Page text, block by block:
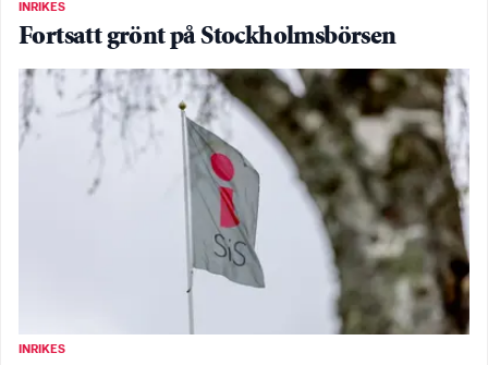
INRIKES
Fortsatt grönt på Stockholmsbörsen
INRIKES